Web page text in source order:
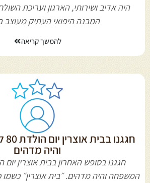
היה אדיב ושירותי, הארגון ועריכת
המבנה היפואי העתיק
להמשך קריאה
והיה מדהים
המשפחה והיה מדהים. ״בית אוצרין״ כשמו